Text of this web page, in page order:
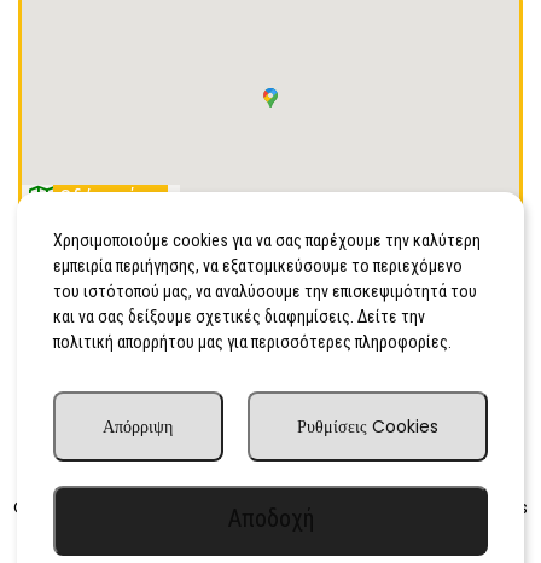
Οδήγησέ με
ΒΥΡΩΝΟΣ 104, ΚΑΛΑΜΑΤΑ, Τ.Κ 24100
2721098808
Κινητό
Χρησιμοποιούμε cookies για να σας παρέχουμε την καλύτερη
εμπειρία περιήγησης, να εξατομικεύσουμε το περιεχόμενο
του ιστότοπού μας, να αναλύσουμε την επισκεψιμότητά του
και να σας δείξουμε σχετικές διαφημίσεις. Δείτε την
πολιτική απορρήτου μας για περισσότερες πληροφορίες.
Ρυθμίσεις Cookies
Απόρριψη
Copyright © 2010–2025
– All rights